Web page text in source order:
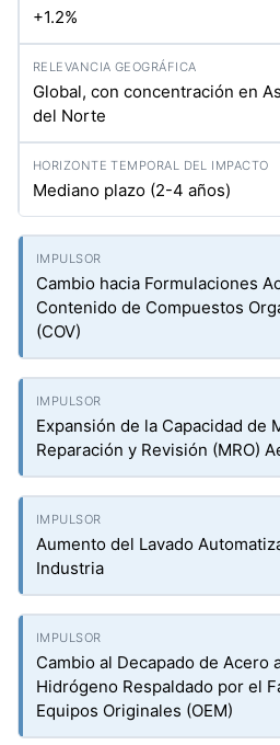
+1.2%
Global, con concentración en
del Norte
Mediano plazo (2-4 años)
Cambio hacia Formulaciones
Contenido de Compuestos
(COV)
Expansión de la Capacidad de
Reparación y Revisión (MRO)
Aumento del Lavado
Industria
Cambio al Decapado de Acero
Hidrógeno Respaldado por el
Equipos Originales (OEM)